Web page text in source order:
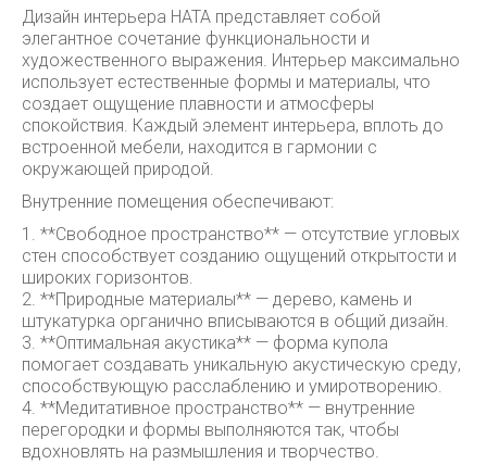
Дизайн интерьера HATA представляет собой
элегантное сочетание функциональности и
художественного выражения. Интерьер максимально
использует естественные формы и материалы, что
создает ощущение плавности и атмосферы
спокойствия. Каждый элемент интерьера, вплоть до
встроенной мебели, находится в гармонии с
окружающей природой.
Внутренние помещения обеспечивают:
1. **Свободное пространство** — отсутствие угловых
стен способствует созданию ощущений открытости и
широких горизонтов.
2. **Природные материалы** — дерево, камень и
штукатурка органично вписываются в общий дизайн.
3. **Оптимальная акустика** — форма купола
помогает создавать уникальную акустическую среду,
способствующую расслаблению и умиротворению.
4. **Медитативное пространство** — внутренние
перегородки и формы выполняются так, чтобы
вдохновлять на размышления и творчество.